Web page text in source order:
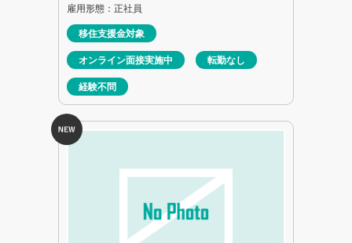
雇用形態：正社員
移住支援金対象
オンライン面接実施中 転勤なし
経験不問